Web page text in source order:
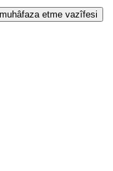
muhâfaza etme vazîfesi